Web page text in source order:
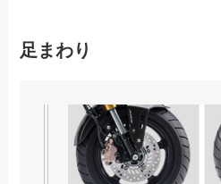
足まわり